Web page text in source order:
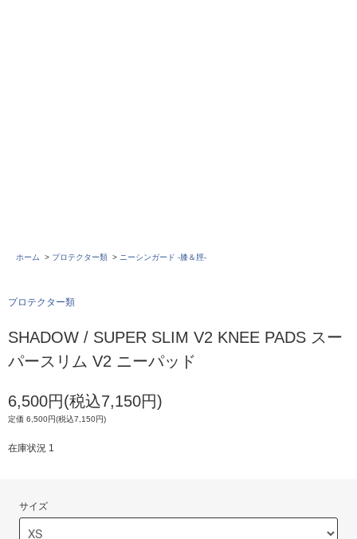
ホーム > プロテクター類 > ニーシンガード -膝＆脛-
プロテクター類
SHADOW / SUPER SLIM V2 KNEE PADS スー
パースリム V2 ニーパッド
6,500円(税込7,150円)
定価 6,500円(税込7,150円)
在庫状況 1
サイズ